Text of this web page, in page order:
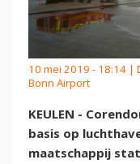
10 mei 2019 - 18:14 |
Bonn Airport
KEULEN -
basis op
maatschappij